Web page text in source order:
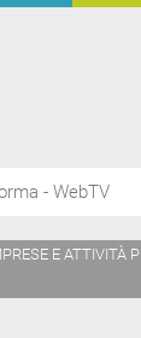
- WebTV
E ATTIVITÀ